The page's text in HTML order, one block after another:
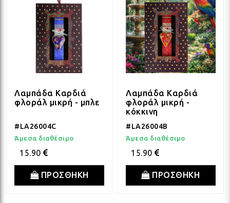
Λαμπάδα Καρδιά
φλοράλ μικρή - μπλε
#LA26004C
Άμεσα διαθέσιμο
15.90
ΠΡΟΣΘΗΚΗ
Λαμπάδα Καρδιά
φλοράλ μικρή -
κόκκινη
#LA26004B
Άμεσα διαθέσιμο
15.90
ΠΡΟΣΘΗΚΗ